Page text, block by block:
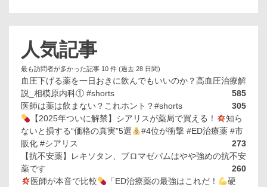
人気記事
最も訪問者が多かった記事 10 件 (過去 28 日間)
血圧下げる薬を一日おきに飲んでもいいのか？高血圧治療解
説_相模原内科① #shorts
585
医師は薬は飲まない？これホント？#shorts
305
【2025年ついに解禁】シアリスが薬局で買える！
知ら
ないと損する“価格の真実”5選
#4位が衝撃 #ED治療薬 #市
販化 #シアリス
273
【抗不安薬】レキソタン、ブロマゼパムはやや強めの抗不安
薬です
260
医師が本音で比較
「ED治療薬の最強はこれだ！
硬